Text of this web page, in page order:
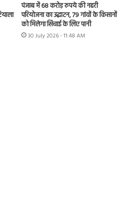
पंजाब में 68 करोड़ रुपये की नहरी
परियोजना का उद्घाटन, 79 गांवों के किसानों
को मिलेगा सिंचाई के लिए पानी
30 July 2026 - 11:48 AM